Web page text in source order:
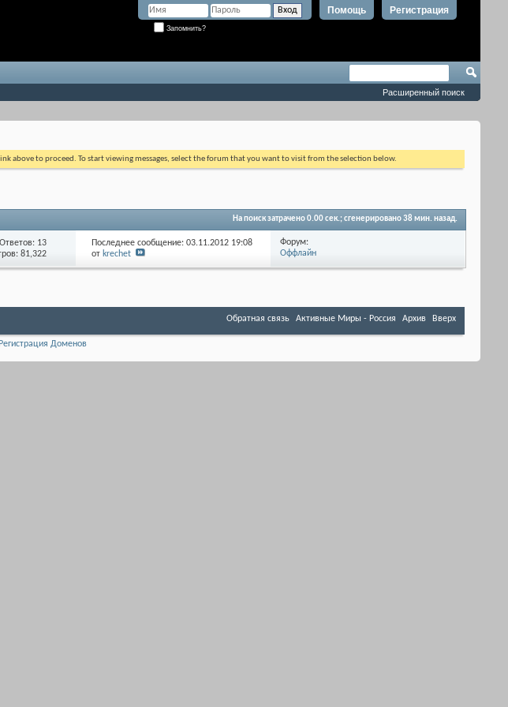
Регистрация
Помощь
Запомнить?
Расширенный поиск
above to proceed. To start viewing messages, select the forum that you want to visit from the selection below.
На поиск затрачено0.00сек.; сгенерировано 38 мин. назад.
Ответов: 13
81,322
Последнее сообщение: 03.11.2012 19:08
отkrechet
Форум:
Оффлайн
Обратная связь Активные Миры - Россия Архив Вверх
Доменов